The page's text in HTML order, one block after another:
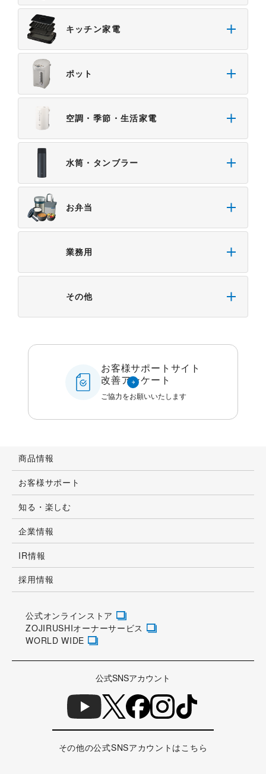
キッチン家電
ポット
空調・季節・生活家電
水筒・タンブラー
お弁当
業務用
その他
お客様サポートサイト
改善アンケート
ご協力をお願いいたします
商品情報
お客様サポート
知る・楽しむ
企業情報
IR情報
採用情報
公式オンラインストア
ZOJIRUSHIオーナーサービス
WORLD WIDE
公式SNSアカウント
その他の公式SNSアカウントはこちら